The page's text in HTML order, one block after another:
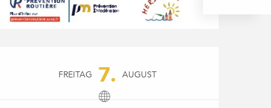
FREITAG 7. AUGUST